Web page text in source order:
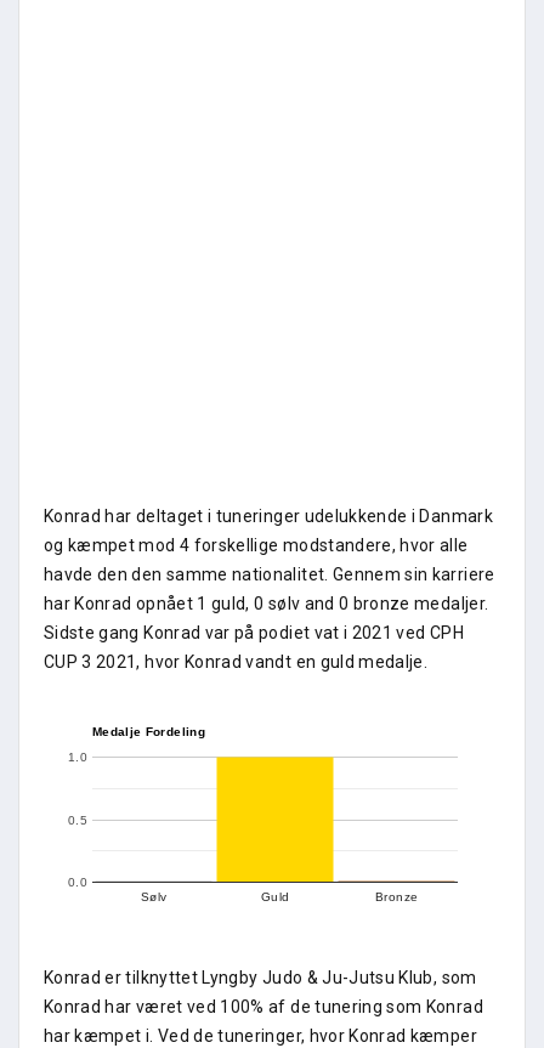
Konrad har deltaget i tuneringer udelukkende i Danmark
og kæmpet mod 4 forskellige modstandere, hvor alle
havde den den samme nationalitet. Gennem sin karriere
har Konrad opnået 1 guld, 0 sølv and 0 bronze medaljer.
Sidste gang Konrad var på podiet vat i 2021 ved CPH
CUP 3 2021, hvor Konrad vandt en guld medalje.
Medalje Fordeling
Sølv Guld Bronze
0.0
0.5
1.0
Konrad er tilknyttet Lyngby Judo & Ju-Jutsu Klub, som
Konrad har været ved 100% af de tunering som Konrad
har kæmpet i. Ved de tuneringer, hvor Konrad kæmper